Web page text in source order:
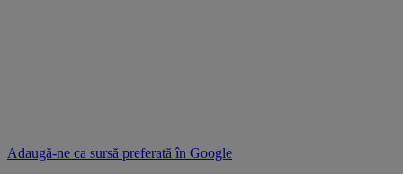
Adaugă-ne ca sursă preferată în Google